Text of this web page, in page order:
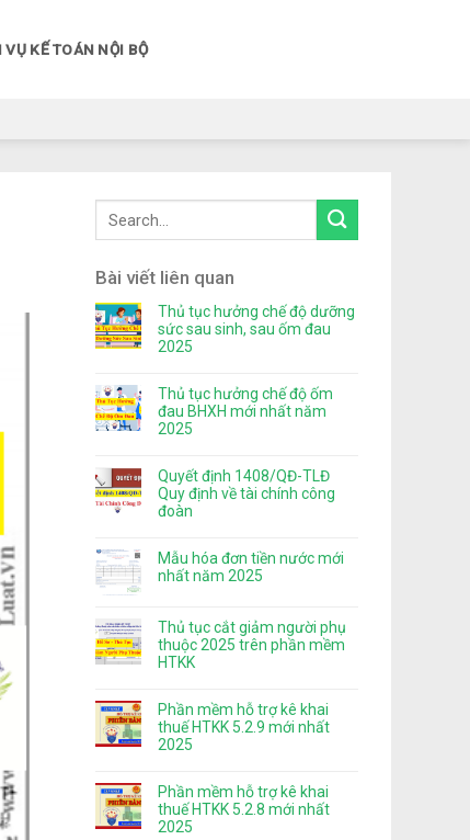
VỤ KẾ TOÁN NỘI BỘ
Bài viết liên quan
Thủ tục hưởng chế độ dưỡng
sức sau sinh, sau ốm đau
2025
Thủ tục hưởng chế độ ốm
đau BHXH mới nhất năm
2025
Quyết định 1408/QĐ-TLĐ
Quy định về tài chính công
đoàn
Mẫu hóa đơn tiền nước mới
nhất năm 2025
Thủ tục cắt giảm người phụ
thuộc 2025 trên phần mềm
HTKK
Phần mềm hỗ trợ kê khai
thuế HTKK 5.2.9 mới nhất
2025
Phần mềm hỗ trợ kê khai
thuế HTKK 5.2.8 mới nhất
2025